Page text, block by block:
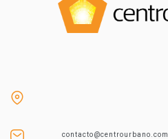
contacto@centrourbano.com